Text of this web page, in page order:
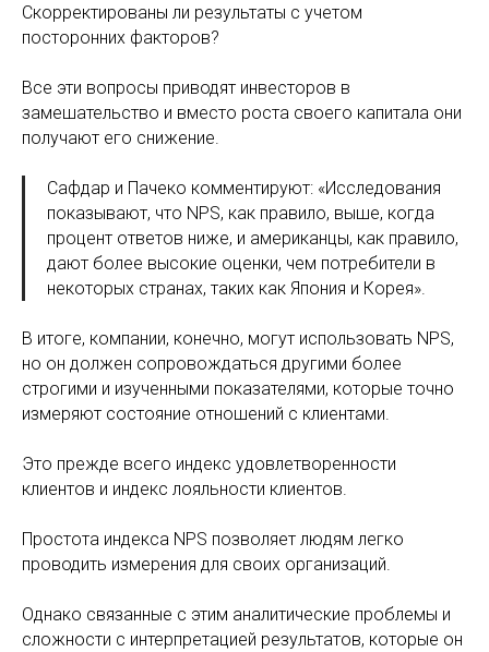
Скорректированы ли результаты с учетом
посторонних факторов?
Все эти вопросы приводят инвесторов в
замешательство и вместо роста своего капитала они
получают его снижение.
Сафдар и Пачеко комментируют: «Исследования
показывают, что NPS, как правило, выше, когда
процент ответов ниже, и американцы, как правило,
дают более высокие оценки, чем потребители в
некоторых странах, таких как Япония и Корея».
В итоге, компании, конечно, могут использовать NPS,
но он должен сопровождаться другими более
строгими и изученными показателями, которые точно
измеряют состояние отношений с клиентами.
Это прежде всего индекс удовлетворенности
клиентов и индекс лояльности клиентов.
Простота индекса NPS позволяет людям легко
проводить измерения для своих организаций.
Однако связанные с этим аналитические проблемы и
сложности с интерпретацией результатов, которые он